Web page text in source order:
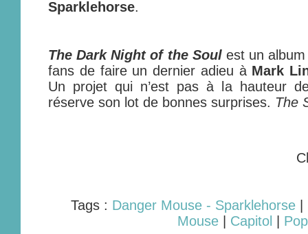
Sparklehorse.
The Dark Night of the Soulest un album
fans de faire un dernier adieu à Mark
Un projet qui n’est pas à la hauteur
réserve son lot de bonnes surprises. The
Tags : Danger Mouse - Sparklehorse|
Mouse| Capitol